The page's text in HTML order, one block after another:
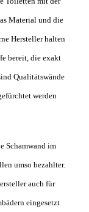
Material und die
Hersteller halten
bereit, die exakt
Qualitätswände
werden
Schamwand im
umso bezahlter.
auch für
eingesetzt